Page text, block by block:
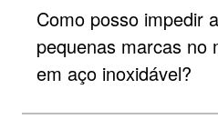
Como posso impedir
pequenas marcas no
em aço inoxidável?